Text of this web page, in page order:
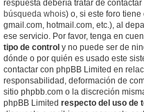
respuesta debería tratar de
búsqueda whois) o, si este foro
gmail.com, hotmail.com, etc.), al
ese servicio. Por favor, tenga en
tipo de control y no puede ser de
dónde o por quién es usado este
contactar con phpBB Limited en
responsabilidad, deformación de
sitio phpbb.com o la discreción
phpBB Limited respecto del uso de